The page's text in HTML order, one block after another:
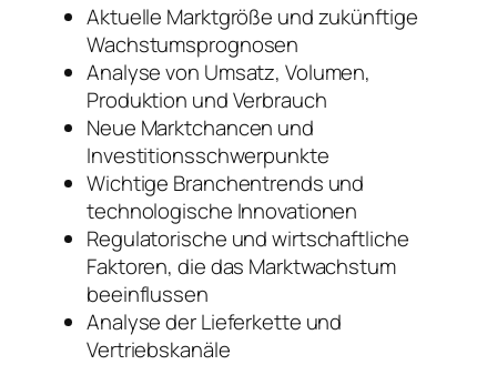
Aktuelle Marktgröße und zukünftige
Wachstumsprognosen
Analyse von Umsatz, Volumen,
Produktion und Verbrauch
Neue Marktchancen und
Investitionsschwerpunkte
Wichtige Branchentrends und
technologische Innovationen
Regulatorische und wirtschaftliche
Faktoren, die das Marktwachstum
beeinflussen
Analyse der Lieferkette und
Vertriebskanäle